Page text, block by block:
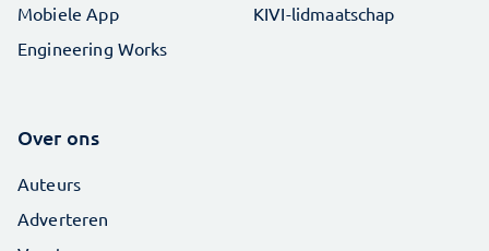
Mobiele App
Engineering Works
KIVI-lidmaatschap
Over ons
Auteurs
Adverteren